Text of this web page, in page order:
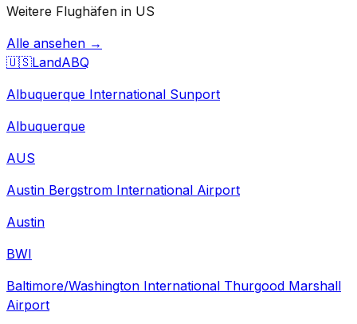
Weitere Flughäfen in US
Alle ansehen →
🇺🇸LandABQ
Albuquerque International Sunport
Albuquerque
AUS
Austin Bergstrom International Airport
Austin
BWI
Baltimore/Washington International Thurgood Marshall
Airport